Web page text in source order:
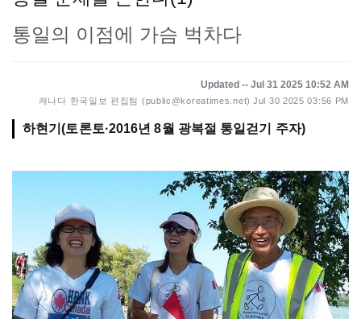
통일의 이점에 가슴 벅차다
Updated -- Jul 31 2025 10:52 AM
캐나다 한국일보 편집팀 (public@koreatimes.net) Jul 30 2025 03:56 PM
하현기(토론토·2016년 8월 광복절 통일걷기 주자)